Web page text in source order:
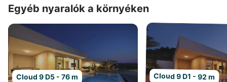
Egyéb nyaralók a környéken
Cloud 9 D5 - 76 m Cloud 9 D1 - 92 m